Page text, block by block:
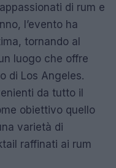
di rum e
l’evento ha
tornando al
luogo che offre
di Los Angeles.
da tutto il
obiettivo quello
varietà di
raffinati ai rum